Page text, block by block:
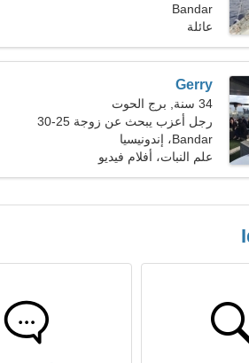
Bandar
عائلة
Gerry
34 سنة, برج الحوت
رجل أعزب يبحث عن زوجة 25-30
Bandar، إندونيسيا
علم النبات، أفلام فيديو